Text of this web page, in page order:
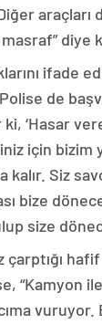
diye
ifade
de
‘Hasar
için bizim
kalır. Siz
bize
size
çarptığı
“Kamyon